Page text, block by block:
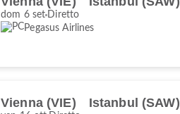
dom 6 set Diretto
Pegasus Airlines
Vienna (VIE) Istanbul (SAW)